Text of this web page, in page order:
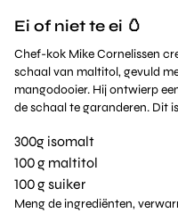
Ei of niet te ei 🥚
Chef-kok Mike Cornelissen
schaal van maltitol, gevuld
mangodooier. Hij ontwierp
de schaal te garanderen. Dit
300g isomalt
100 g maltitol
100 g suiker
Meng de ingrediënten,